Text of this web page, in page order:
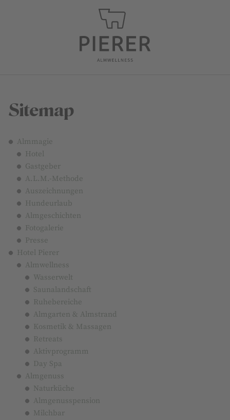
Sitemap
Almmagie
Hotel
Gastgeber
A.L.M.-Methode
Auszeichnungen
Hundeurlaub
Almgeschichten
Fotogalerie
Presse
Hotel Pierer
Almwellness
Wasserwelt
Saunalandschaft
Ruhebereiche
Almgarten & Almstrand
Kosmetik & Massagen
Retreats
Aktivprogramm
Day Spa
Almgenuss
Naturküche
Almgenusspension
Milchbar